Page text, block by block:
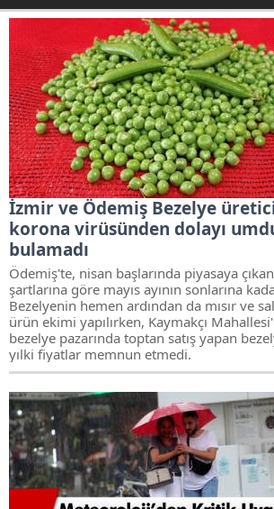
İzmir ve Ödemiş Bezelye
korona virüsünden dolayı
bulamadı
Ödemiş'te, nisan başlarında piyasaya
şartlarına göre mayıs ayının sonlarına
Bezelyenin hemen ardından da mısır ve
ürün ekimi yapılırken, Kaymakçı
bezelye pazarında toptan satış yapan
yılki fiyatlar memnun etmedi.